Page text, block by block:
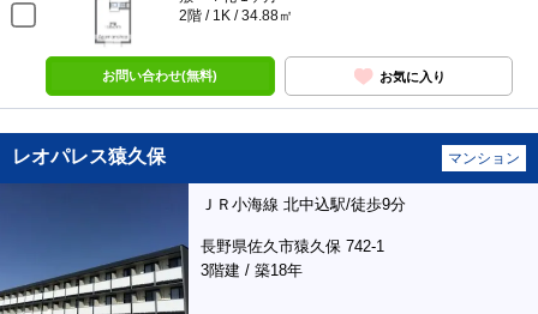
2階 / 1K / 34.88㎡
お問い合わせ(無料) お気に入り
レオパレス猿久保 マンション
ＪＲ小海線 北中込駅/徒歩9分
長野県佐久市猿久保 742-1
3階建 / 築18年